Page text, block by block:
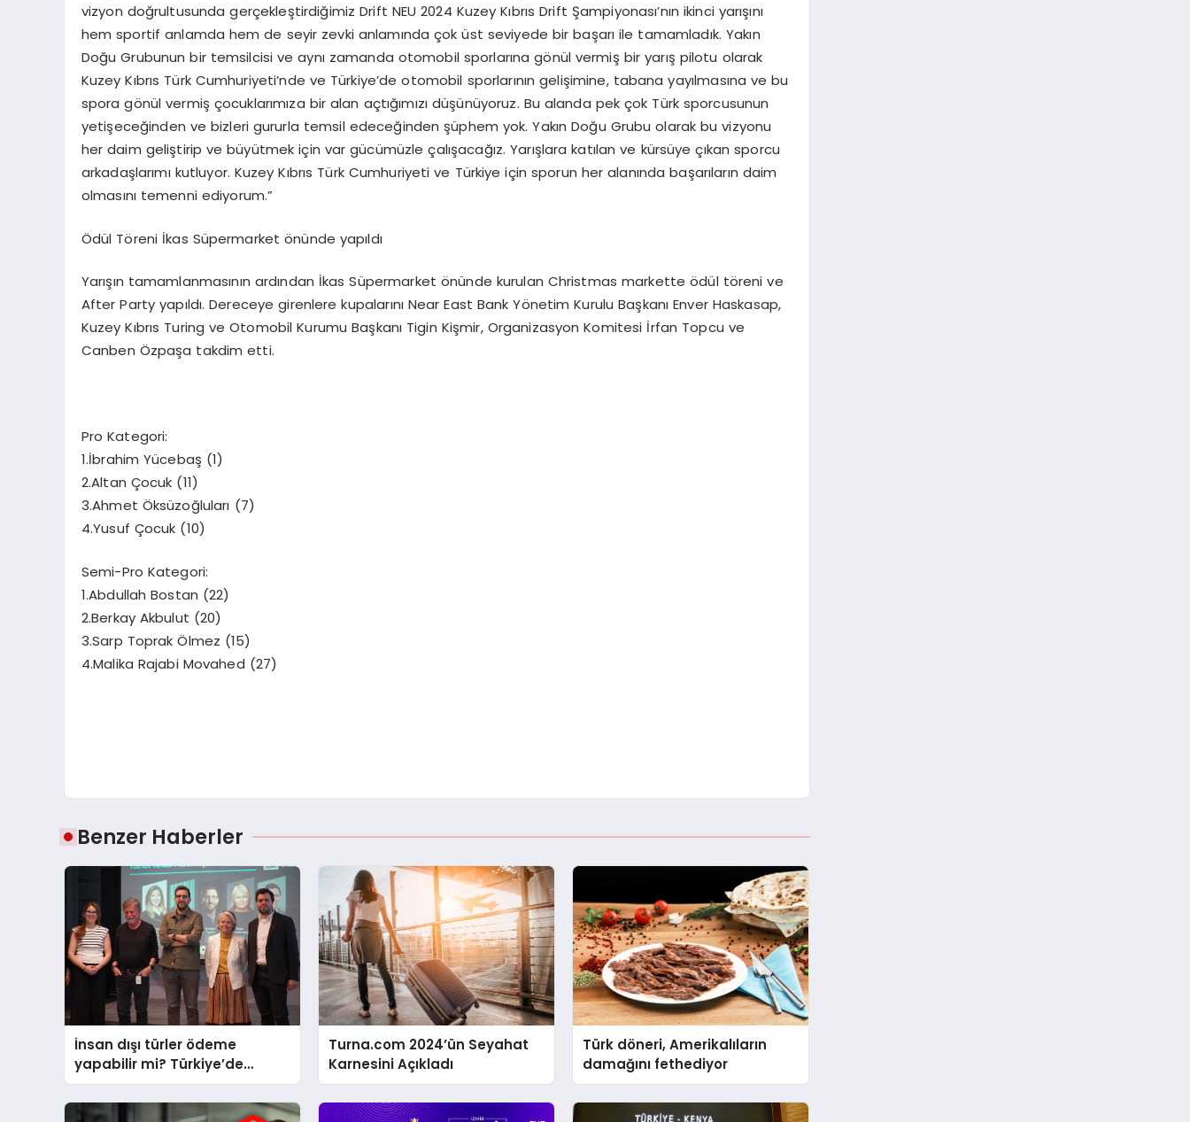
vizyon doğrultusunda gerçekleştirdiğimiz Drift NEU 2024 Kuzey Kıbrıs Drift Şampiyonası’nın ikinci yarışını
hem sportif anlamda hem de seyir zevki anlamında çok üst seviyede bir başarı ile tamamladık. Yakın
Doğu Grubunun bir temsilcisi ve aynı zamanda otomobil sporlarına gönül vermiş bir yarış pilotu olarak
Kuzey Kıbrıs Türk Cumhuriyeti’nde ve Türkiye’de otomobil sporlarının gelişimine, tabana yayılmasına ve bu
spora gönül vermiş çocuklarımıza bir alan açtığımızı düşünüyoruz. Bu alanda pek çok Türk sporcusunun
yetişeceğinden ve bizleri gururla temsil edeceğinden şüphem yok. Yakın Doğu Grubu olarak bu vizyonu
her daim geliştirip ve büyütmek için var gücümüzle çalışacağız. Yarışlara katılan ve kürsüye çıkan sporcu
arkadaşlarımı kutluyor. Kuzey Kıbrıs Türk Cumhuriyeti ve Türkiye için sporun her alanında başarıların daim
olmasını temenni ediyorum.”
Ödül Töreni İkas Süpermarket önünde yapıldı
Yarışın tamamlanmasının ardından İkas Süpermarket önünde kurulan Christmas markette ödül töreni ve
After Party yapıldı. Dereceye girenlere kupalarını Near East Bank Yönetim Kurulu Başkanı Enver Haskasap,
Kuzey Kıbrıs Turing ve Otomobil Kurumu Başkanı Tigin Kişmir, Organizasyon Komitesi İrfan Topcu ve
Canben Özpaşa takdim etti.
Pro Kategori:
1.İbrahim Yücebaş (1)
2.Altan Çocuk (11)
3.Ahmet Öksüzoğluları (7)
4.Yusuf Çocuk (10)
Semi-Pro Kategori:
1.Abdullah Bostan (22)
2.Berkay Akbulut (20)
3.Sarp Toprak Ölmez (15)
4.Malika Rajabi Movahed (27)
Benzer Haberler
İnsan dışı türler ödeme
yapabilir mi? Türkiye’de
“Türler Arası Para” tartışmaya
açılıyor
Turna.com 2024’ün Seyahat
Karnesini Açıkladı
Türk döneri, Amerikalıların
damağını fethediyor